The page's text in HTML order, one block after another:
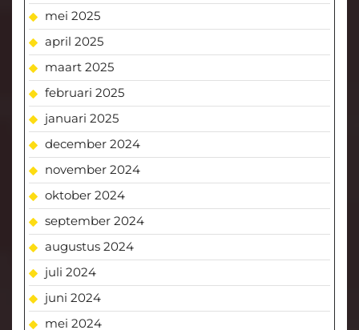
mei 2025
april 2025
maart 2025
februari 2025
januari 2025
december 2024
november 2024
oktober 2024
september 2024
augustus 2024
juli 2024
juni 2024
mei 2024